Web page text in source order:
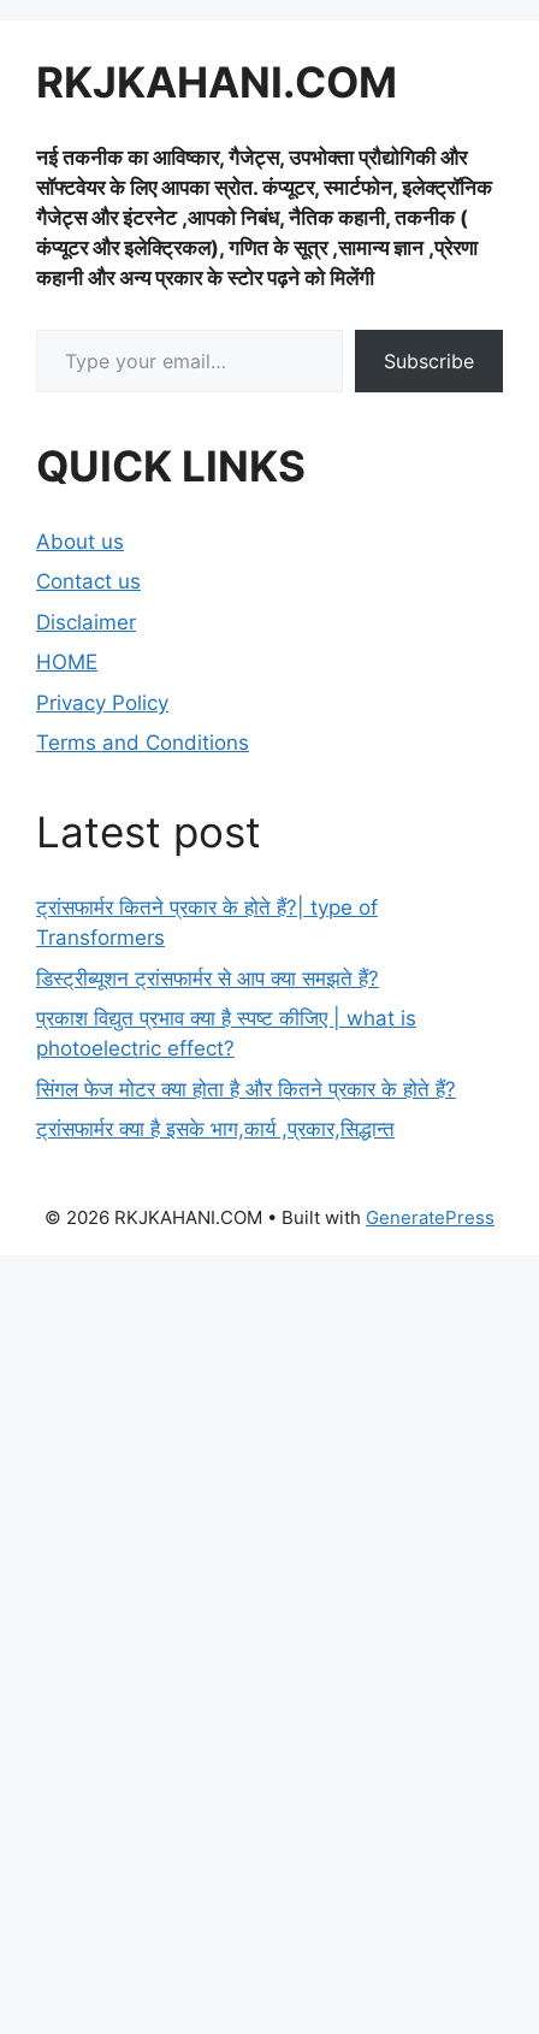
RKJKAHANI.COM
नई तकनीक का आविष्कार, गैजेट्स, उपभोक्ता प्रौद्योगिकी और
सॉफ्टवेयर के लिए आपका स्रोत. कंप्यूटर, स्मार्टफोन, इलेक्ट्रॉनिक
गैजेट्स और इंटरनेट ,आपको निबंध, नैतिक कहानी, तकनीक (
कंप्यूटर और इलेक्ट्रिकल), गणित के सूत्र ,सामान्य ज्ञान ,प्रेरणा
कहानी और अन्य प्रकार के स्टोर पढ़ने को मिलेंगी
Subscribe
QUICK LINKS
About us
Contact us
Disclaimer
HOME
Privacy Policy
Terms and Conditions
Latest post
ट्रांसफार्मर कितने प्रकार के होते हैं?| type of
Transformers
डिस्ट्रीब्यूशन ट्रांसफार्मर से आप क्या समझते हैं?
प्रकाश विद्युत प्रभाव क्या है स्पष्ट कीजिए | what is
photoelectric effect?
सिंगल फेज मोटर क्या होता है और कितने प्रकार के होते हैं?
ट्रांसफार्मर क्या है इसके भाग,कार्य ,प्रकार,सिद्धान्त
© 2026 RKJKAHANI.COM • Built with GeneratePress